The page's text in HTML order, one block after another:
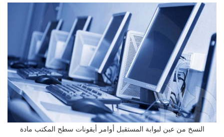
النسخ من عين لبوابة المستقبل أوامر أيقونات سطح المكتب مادة